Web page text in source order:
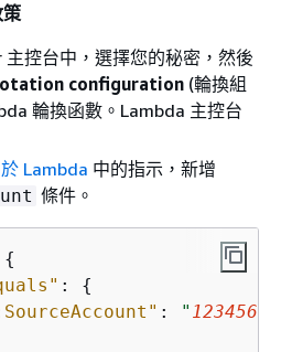
控台中，選擇您的秘密，然後
configuration (輪換組
輪換函數。Lambda 主控台
Lambda 中的指示，新增
條件。
{
: {
: "